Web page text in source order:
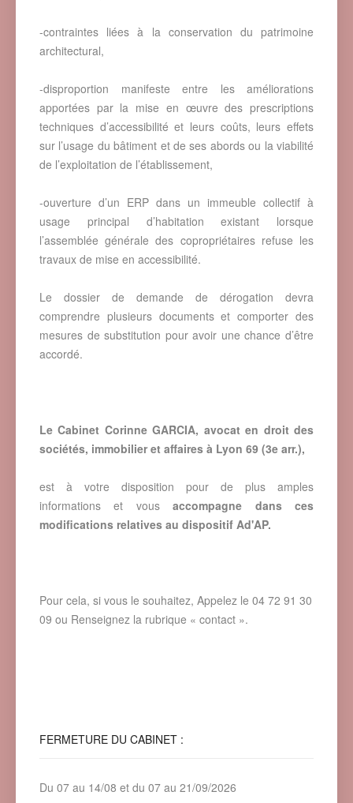
-contraintes liées à la conservation du patrimoine
architectural,
-disproportion manifeste entre les améliorations
apportées par la mise en œuvre des prescriptions
techniques d’accessibilité et leurs coûts, leurs effets
sur l’usage du bâtiment et de ses abords ou la viabilité
de l’exploitation de l’établissement,
-ouverture d’un ERP dans un immeuble collectif à
usage principal d’habitation existant lorsque
l’assemblée générale des copropriétaires refuse les
travaux de mise en accessibilité.
Le dossier de demande de dérogation devra
comprendre plusieurs documents et comporter des
mesures de substitution pour avoir une chance d’être
accordé.
Le Cabinet Corinne GARCIA, avocat en droit des
sociétés, immobilier et affaires à Lyon 69 (3e arr.),
est à votre disposition pour de plus amples
informations et vousaccompagne dans ces
modifications relatives au dispositif Ad'AP.
Pour cela, si vous le souhaitez, Appelez le 04 72 91 30
09 ou Renseignez la rubrique « contact ».
FERMETURE DU CABINET :
Du 07 au 14/08 et du 07 au 21/09/2026